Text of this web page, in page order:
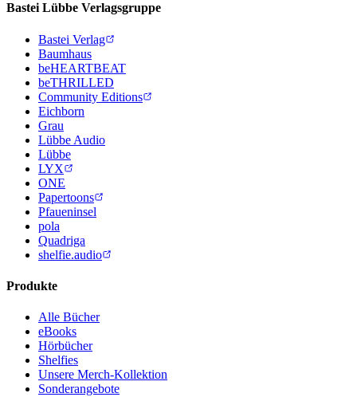
Bastei Lübbe Verlagsgruppe
Bastei Verlag
Baumhaus
beHEARTBEAT
beTHRILLED
Community Editions
Eichborn
Grau
Lübbe Audio
Lübbe
LYX
ONE
Papertoons
Pfaueninsel
pola
Quadriga
shelfie.audio
Produkte
Alle Bücher
eBooks
Hörbücher
Shelfies
Unsere Merch-Kollektion
Sonderangebote